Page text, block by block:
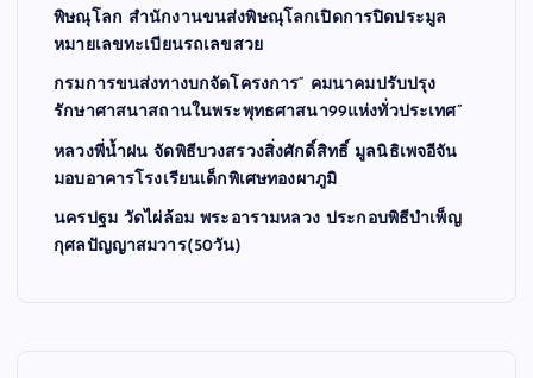
พิษณุโลก สำนักงานขนส่งพิษณุโลกเปิดการปิดประมูล
หมายเลขทะเบียนรถเลขสวย
กรมการขนส่งทางบกจัดโครงการ“ คมนาคมปรับปรุง
รักษาศาสนาสถานในพระพุทธศาสนา99แห่งทั่วประเทศ”
หลวงพี่น้ำฝน จัดพิธีบวงสรวงสิ่งศักดิ์สิทธิ์ มูลนิธิเพจอีจัน
มอบอาคารโรงเรียนเด็กพิเศษทองผาภูมิ
นครปฐม วัดไผ่ล้อม พระอารามหลวง ประกอบพิธีบำเพ็ญ
กุศลปัญญาสมวาร(50วัน)